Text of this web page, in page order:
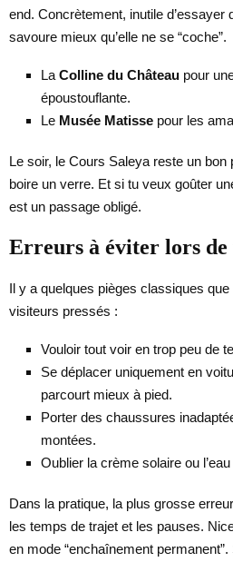
end. Concrètement, inutile d’essayer
savoure mieux qu’elle ne se “coche”.
La Colline du Château pour
époustouflante.
Le Musée Matisse pour les
Le soir, le Cours Saleya reste un
boire un verre. Et si tu veux goûter
est un passage obligé.
Erreurs à éviter lors
Il y a quelques pièges classiques
visiteurs pressés :
Vouloir tout voir en trop peu de
Se déplacer uniquement en
parcourt mieux à pied.
Porter des chaussures
montées.
Oublier la crème solaire ou
Dans la pratique, la plus grosse
les temps de trajet et les pauses.
en mode “enchaînement